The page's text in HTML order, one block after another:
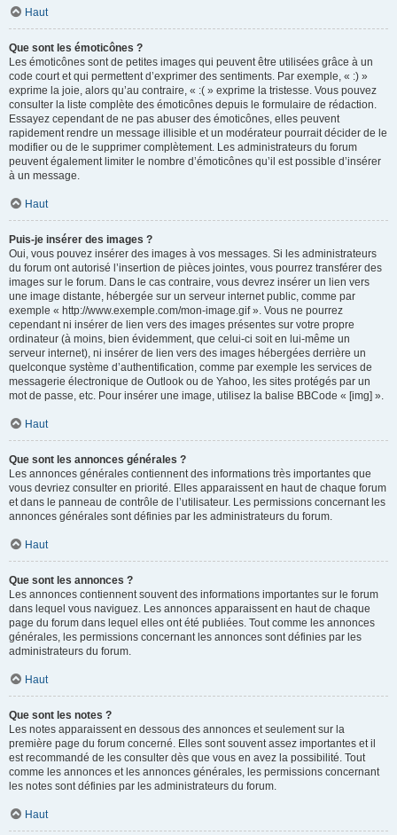
Haut
Que sont les émoticônes ?
Les émoticônes sont de petites images qui peuvent être utilisées grâce à un
code court et qui permettent d’exprimer des sentiments. Par exemple, « :) »
exprime la joie, alors qu’au contraire, « :( » exprime la tristesse. Vous pouvez
consulter la liste complète des émoticônes depuis le formulaire de rédaction.
Essayez cependant de ne pas abuser des émoticônes, elles peuvent
rapidement rendre un message illisible et un modérateur pourrait décider de le
modifier ou de le supprimer complètement. Les administrateurs du forum
peuvent également limiter le nombre d’émoticônes qu’il est possible d’insérer
à un message.
Haut
Puis-je insérer des images ?
Oui, vous pouvez insérer des images à vos messages. Si les administrateurs
du forum ont autorisé l’insertion de pièces jointes, vous pourrez transférer des
images sur le forum. Dans le cas contraire, vous devrez insérer un lien vers
une image distante, hébergée sur un serveur internet public, comme par
exemple « http://www.exemple.com/mon-image.gif ». Vous ne pourrez
cependant ni insérer de lien vers des images présentes sur votre propre
ordinateur (à moins, bien évidemment, que celui-ci soit en lui-même un
serveur internet), ni insérer de lien vers des images hébergées derrière un
quelconque système d’authentification, comme par exemple les services de
messagerie électronique de Outlook ou de Yahoo, les sites protégés par un
mot de passe, etc. Pour insérer une image, utilisez la balise BBCode « [img] ».
Haut
Que sont les annonces générales ?
Les annonces générales contiennent des informations très importantes que
vous devriez consulter en priorité. Elles apparaissent en haut de chaque forum
et dans le panneau de contrôle de l’utilisateur. Les permissions concernant les
annonces générales sont définies par les administrateurs du forum.
Haut
Que sont les annonces ?
Les annonces contiennent souvent des informations importantes sur le forum
dans lequel vous naviguez. Les annonces apparaissent en haut de chaque
page du forum dans lequel elles ont été publiées. Tout comme les annonces
générales, les permissions concernant les annonces sont définies par les
administrateurs du forum.
Haut
Que sont les notes ?
Les notes apparaissent en dessous des annonces et seulement sur la
première page du forum concerné. Elles sont souvent assez importantes et il
est recommandé de les consulter dès que vous en avez la possibilité. Tout
comme les annonces et les annonces générales, les permissions concernant
les notes sont définies par les administrateurs du forum.
Haut